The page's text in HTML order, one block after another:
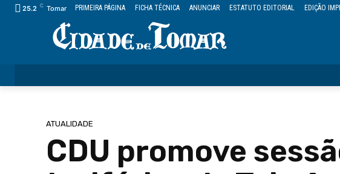
25.2 C Tomar PRIMEIRA PÁGINA FICHA TÉCNICA ANUNCIAR ESTATUTO EDITORIAL EDIÇÃO
ATUALIDADE
CDU promove